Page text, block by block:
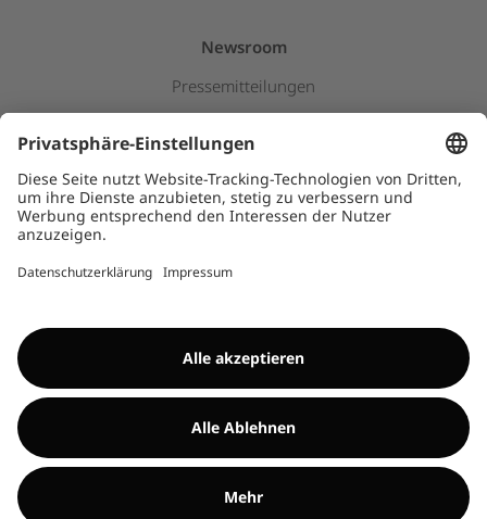
Newsroom
Pressemitteilungen
Downloads
Kids
©Encavis 2017/2025
Weitere Informationen findest du im
. Die
Nutzung dieser Website unterliegt dem